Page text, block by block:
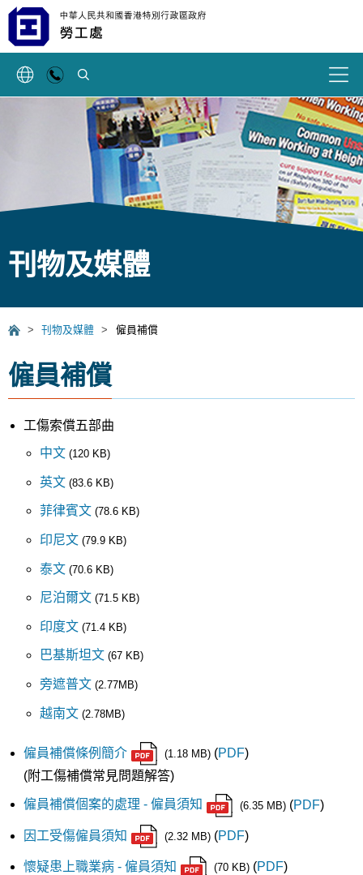
搜索
刊物及媒體
> 刊物及媒體 > 僱員補償
僱員補償
工傷索償五部曲
中文 (120 KB)
英文 (83.6 KB)
菲律賓文 (78.6 KB)
印尼文 (79.9 KB)
泰文 (70.6 KB)
尼泊爾文 (71.5 KB)
印度文 (71.4 KB)
巴基斯坦文 (67 KB)
旁遮普文 (2.77MB)
越南文(2.78MB)
僱員補償條例簡介 (1.18 MB) (PDF)
(附工傷補償常見問題解答)
僱員補償個案的處理 - 僱員須知 (6.35 MB) (PDF)
因工受傷僱員須知 (2.32 MB) (PDF)
懷疑患上職業病 - 僱員須知 (70 KB) (PDF)